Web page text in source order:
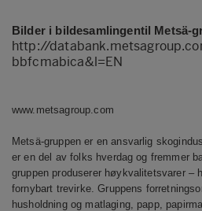
Bilder i bildesamlingentil Metsä-
http://
bbfcmabica&l=EN
www.metsagroup.com
Metsä-gruppen er en ansvarlig
er en del av folks hverdag og fremmer
gruppen produserer høykvalitetsvarer –
fornybart trevirke. Gruppens
husholdning og matlaging, papp,